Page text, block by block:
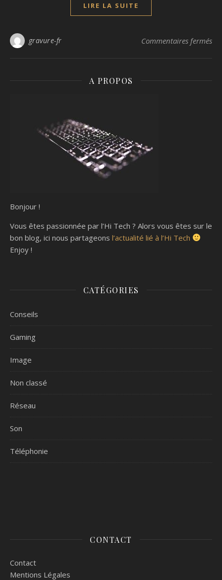
LIRE LA SUITE
gravure-fr Commentaires fermés
A PROPOS
Bonjour !
Vous êtes passionnée par l’Hi Tech ? Alors vous êtes sur le
bon blog, ici nous partageons l’actualité lié à l’Hi Tech
Enjoy !
CATÉGORIES
Conseils
Gaming
Image
Non classé
Réseau
Son
Téléphonie
CONTACT
Contact
Mentions Légales